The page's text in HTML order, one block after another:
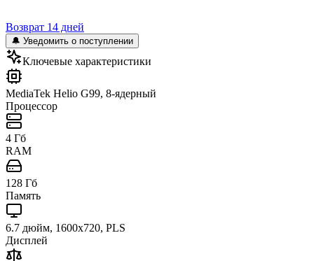
Возврат 14 дней
🔔 Уведомить о поступлении
Ключевые характеристики
MediaTek Helio G99, 8-ядерный
Процессор
4 Гб
RAM
128 Гб
Память
6.7 дюйм, 1600x720, PLS
Дисплей